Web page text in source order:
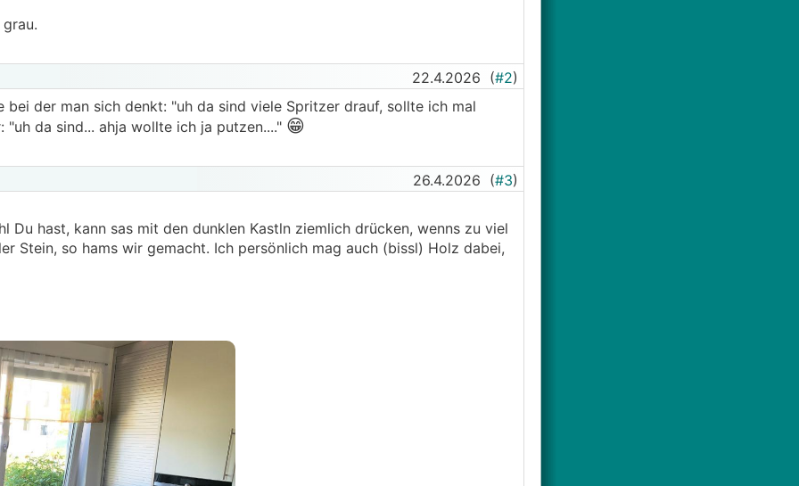
22.4.2026 (#2)
bei der man sich denkt: "uh da sind viele Spritzer drauf, sollte ich mal
da sind... ahja wollte ich ja putzen...." 😁
26.4.2026 (#3)
Du hast, kann sas mit den dunklen Kastln ziemlich drücken, wenns zu viel
Stein, so hams wir gemacht. Ich persönlich mag auch (bissl) Holz dabei,